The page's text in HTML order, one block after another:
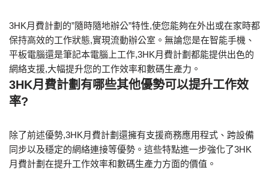
3HK月費計劃的”隨時隨地辦公”特性,使您能夠在外出或在家時都
保持高效的工作狀態,實現流動辦公室。無論您是在智能手機、
平板電腦還是筆記本電腦上工作,3HK月費計劃都能提供出色的
網絡支援,大幅提升您的工作效率和數碼生產力。
3HK月費計劃有哪些其他優勢可以提升工作效
率?
除了前述優勢,3HK月費計劃還擁有支援商務應用程式、跨設備
同步以及穩定的網絡連接等優勢。這些特點進一步強化了3HK
月費計劃在提升工作效率和數碼生產力方面的價值。